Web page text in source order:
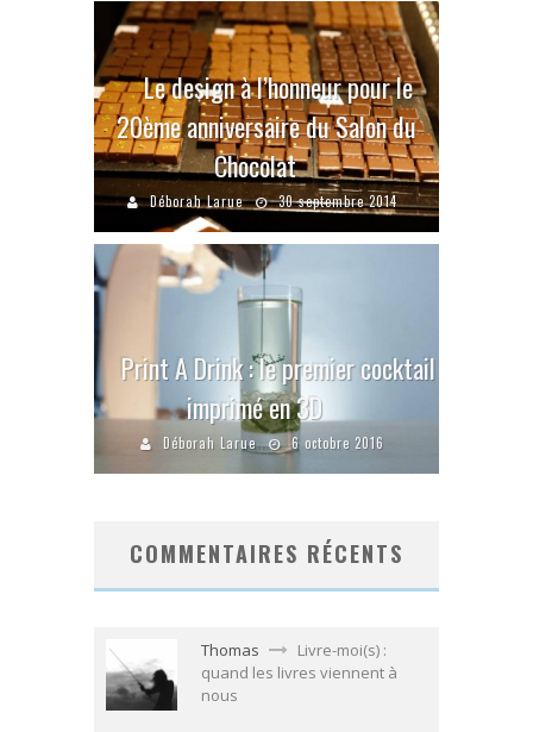
Le design à l’honneur pour le
20ème anniversaire du Salon du
Chocolat
Déborah Larue 30 septembre 2014
Print A Drink : le premier cocktail
imprimé en 3D
Déborah Larue 6 octobre 2016
COMMENTAIRES RÉCENTS
Thomas
Livre-moi(s) :
quand les livres viennent à
nous